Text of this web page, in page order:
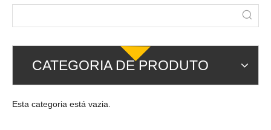
CATEGORIA DE PRODUTO
Esta categoria está vazia.